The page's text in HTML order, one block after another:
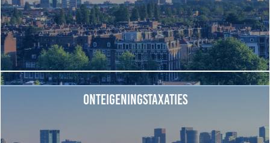
Actueel
Nieuws
Blogs
Uitspraken
Onteigeningstaxaties